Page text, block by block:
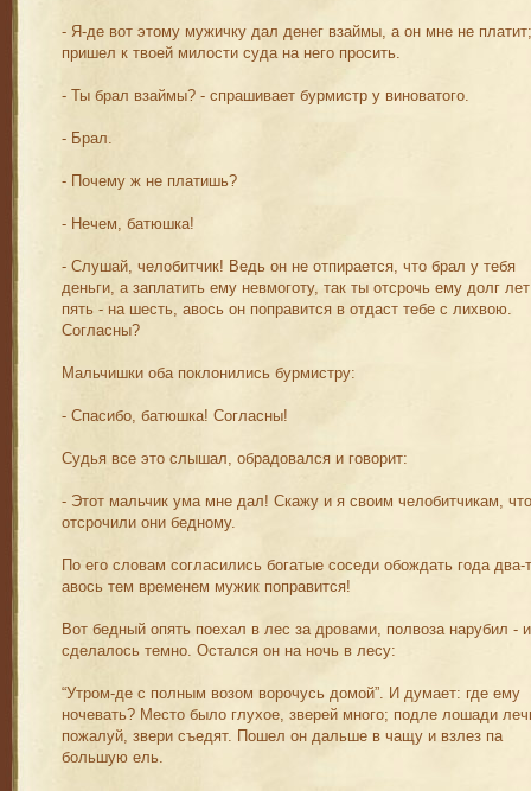
- Я-де вот этому мужичку дал денег взаймы, а он мне не платит;
пришел к твоей милости суда на него просить.
- Ты брал взаймы? - спрашивает бурмистр у виноватого.
- Брал.
- Почему ж не платишь?
- Нечем, батюшка!
- Слушай, челобитчик! Ведь он не отпирается, что брал у тебя
деньги, а заплатить ему невмоготу, так ты отсрочь ему долг
пять - на шесть, авось он поправится в отдаст тебе с лихвою.
Согласны?
Мальчишки оба поклонились бурмистру:
- Спасибо, батюшка! Согласны!
Судья все это слышал, обрадовался и говорит:
- Этот мальчик ума мне дал! Скажу и я своим челобитчикам,
отсрочили они бедному.
По его словам согласились богатые соседи обождать года два-
авось тем временем мужик поправится!
Вот бедный опять поехал в лес за дровами, полвоза нарубил - и
сделалось темно. Остался он на ночь в лесу:
“Утром-де с полным возом ворочусь домой”. И думает: где ему
ночевать? Место было глухое, зверей много; подле лошади
пожалуй, звери съедят. Пошел он дальше в чащу и взлез па
большую ель.